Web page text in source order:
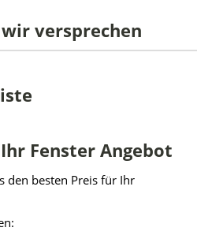
versprechen
Fenster Angebot
den besten Preis für Ihr